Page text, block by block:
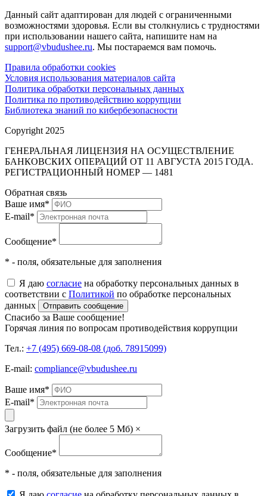
Данный сайт адаптирован для людей с ограниченными
возможностями здоровья. Если вы столкнулись с трудностями
при использовании нашего сайта, напишите нам на
support@vbudushee.ru. Мы постараемся вам помочь.
Правила обработки cookies
Условия использования материалов сайта
Политика обработки персональных данных
Политика по противодействию коррупции
Библиотека знаний по кибербезопасности
Copyright 2025
ГЕНЕРАЛЬНАЯ ЛИЦЕНЗИЯ НА ОСУЩЕСТВЛЕНИЕ
БАНКОВСКИХ ОПЕРАЦИЙ ОТ 11 АВГУСТА 2015 ГОДА.
РЕГИСТРАЦИОННЫЙ НОМЕР — 1481
Обратная связь
Ваше имя*
E-mail*
Сообщение*
* - поля, обязательные для заполнения
Я даю согласие на обработку персональных данных в
соответствии с Политикой по обработке персональных
данных
Отправить сообщение
Спасибо за Ваше сообщение!
Горячая линия по вопросам противодействия коррупции
Тел.: +7 (495) 669-08-08 (доб. 78915099)
E-mail: compliance@vbudushee.ru
Ваше имя*
E-mail*
Загрузить файл (не более 5 Мб) ×
Сообщение*
* - поля, обязательные для заполнения